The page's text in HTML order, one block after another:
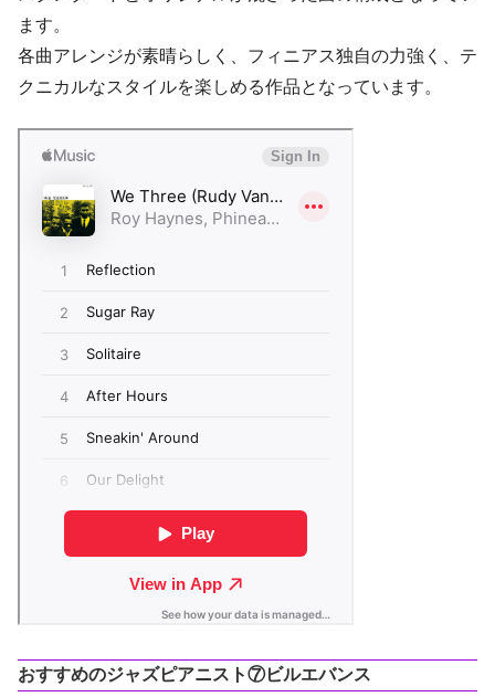
ます。
各曲アレンジが素晴らしく、フィニアス独自の力強く、テ
クニカルなスタイルを楽しめる作品となっています。
おすすめのジャズピアニスト⑦ビルエバンス